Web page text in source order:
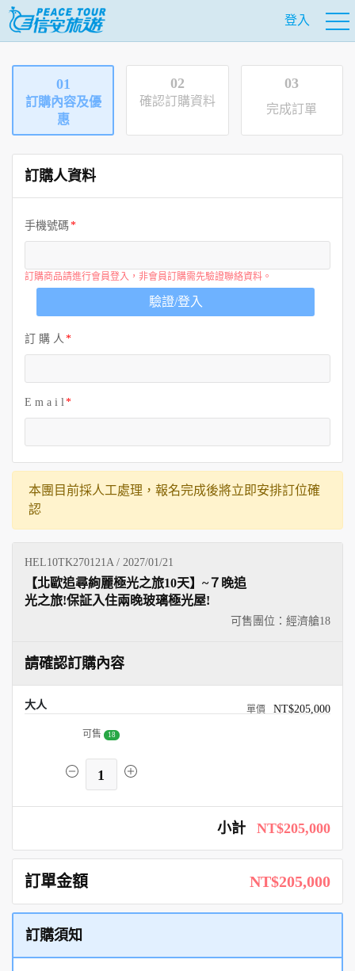
登入
01
訂購內容及優
惠
02
確認訂購資料
03
完成訂單
訂購人資料
手機號碼
訂購商品請進行會員登入，非會員訂購需先驗證聯絡資料。
驗證/登入
訂 購 人
E m a i l
本團目前採人工處理，報名完成後將立即安排訂位確
認
HEL10TK270121A / 2027/01/21
可售團位：經濟艙18
【北歐追尋絢麗極光之旅10天】~７晚追
光之旅!保証入住兩晚玻璃極光屋!
請確認訂購內容
大人 NT$205,000
可售 18
1
小計 NT$205,000
訂單金額 NT$205,000
訂購須知